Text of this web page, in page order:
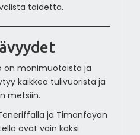
taidetta.
on monimuotoista ja
kaikkea tulivuorista ja
metsiin.
ja Timanfayan
ovat vain kaksi